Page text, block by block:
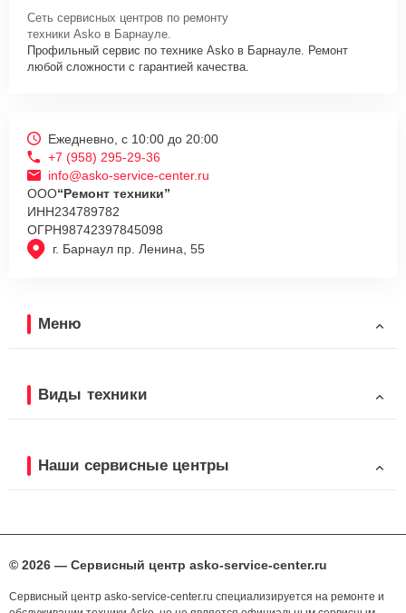
Сеть сервисных центров по ремонту
техники Asko в Барнауле.
Профильный сервис по технике Asko в Барнауле. Ремонт
любой сложности с гарантией качества.
г. Барнаул пр. Ленина, 55
Ежедневно, с 10:00 до 20:00
+7 (958) 295-29-36
info@asko-service-center.ru
ООО“Ремонт техники”
ИНН234789782
ОГРН98742397845098
Меню
Виды техники
Наши сервисные центры
© 2026 — Сервисный центр asko-service-center.ru
Сервисный центр asko-service-center.ru специализируется на ремонте и